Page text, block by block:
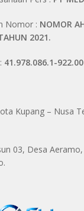
Nomor : NOMOR
2021.
41.978.086.1-
Kupang – Nusa
03, Desa